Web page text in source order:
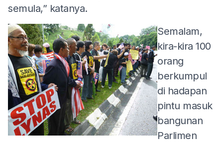
semula,” katanya.
Semalam,
kira-kira 100
orang
berkumpul
di hadapan
pintu masuk
bangunan
Parlimen